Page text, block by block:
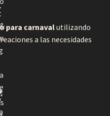
para carnavalutilizando
a las necesidades